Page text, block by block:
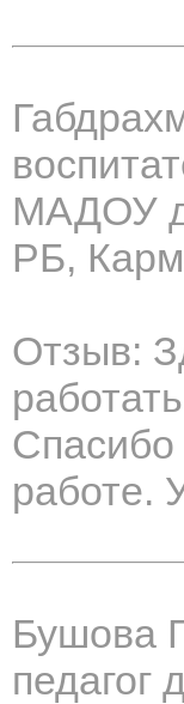
МАДОУ
РБ,
Отзыв:
работе.
Бушова
педагог